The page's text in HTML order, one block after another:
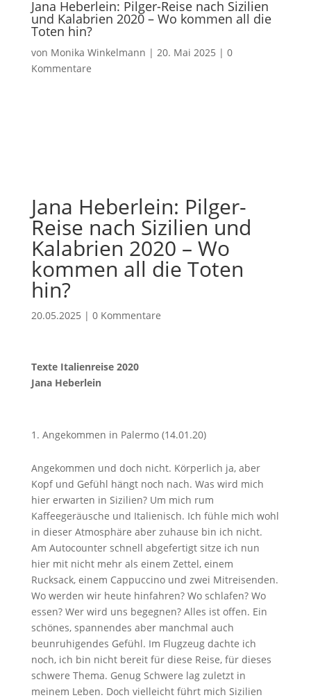
Jana Heberlein: Pilger-Reise nach Sizilien
und Kalabrien 2020 – Wo kommen all die
Toten hin?
von Monika Winkelmann | 20. Mai 2025 | 0
Kommentare
Jana Heberlein: Pilger-
Reise nach Sizilien und
Kalabrien 2020 – Wo
kommen all die Toten
hin?
20.05.2025 | 0 Kommentare
Texte Italienreise 2020
Jana Heberlein
Angekommen in Palermo (14.01.20)
Angekommen und doch nicht. Körperlich ja, aber
Kopf und Gefühl hängt noch nach. Was wird mich
hier erwarten in Sizilien? Um mich rum
Kaffeegeräusche und Italienisch. Ich fühle mich wohl
in dieser Atmosphäre aber zuhause bin ich nicht.
Am Autocounter schnell abgefertigt sitze ich nun
hier mit nicht mehr als einem Zettel, einem
Rucksack, einem Cappuccino und zwei Mitreisenden.
Wo werden wir heute hinfahren? Wo schlafen? Wo
essen? Wer wird uns begegnen? Alles ist offen. Ein
schönes, spannendes aber manchmal auch
beunruhigendes Gefühl. Im Flugzeug dachte ich
noch, ich bin nicht bereit für diese Reise, für dieses
schwere Thema. Genug Schwere lag zuletzt in
meinem Leben. Doch vielleicht führt mich Sizilien